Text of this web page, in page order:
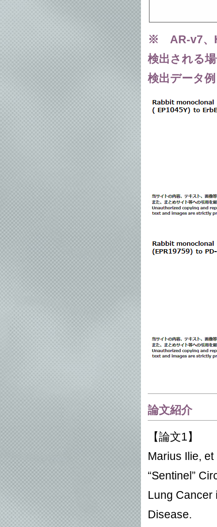
※ AR-v7、
検出される
検出データ例
論文紹介
【論文1】
Marius Ilie,
“Sentinel”
Lung
Disease.